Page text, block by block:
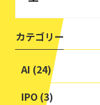
カテゴリー
AI (24)
IPO (3)